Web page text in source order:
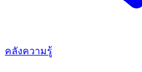
คลังความรู้